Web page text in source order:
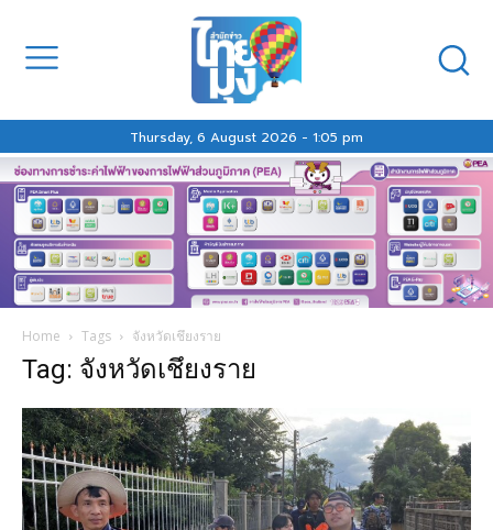
Thursday, 6 August 2026 - 1:05 pm
Home Tags จังหวัดเชึยงราย
Tag: จังหวัดเชึยงราย